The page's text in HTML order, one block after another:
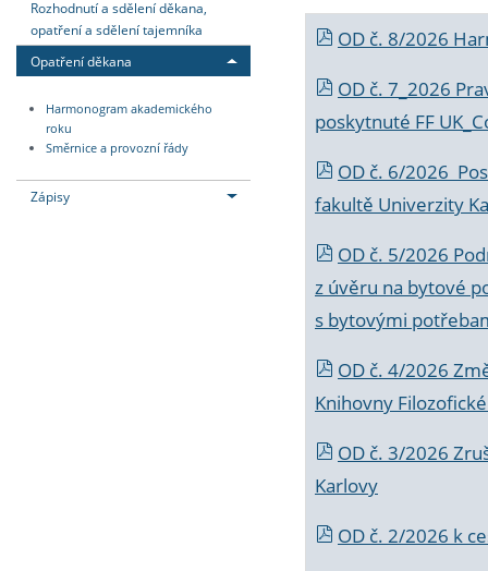
Rozhodnutí a sdělení děkana,
opatření a sdělení tajemníka
Opatření děkana
Harmonogram akademického
roku
Směrnice a provozní řády
Zápisy
OD č. 8/2026
OD č. 7_2026
poskytnuté FF
OD č. 6/2026
fakultě Univerzity
OD č. 5/2026
z úvěru na bytové
s bytovými
OD č. 4/2026
Knihovny
OD č. 3/2026
Karlovy
OD č. 2/2026 k